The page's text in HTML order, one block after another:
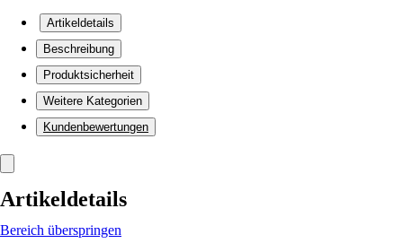
Artikeldetails
Beschreibung
Produktsicherheit
Weitere Kategorien
Kundenbewertungen
Artikeldetails
Bereich überspringen